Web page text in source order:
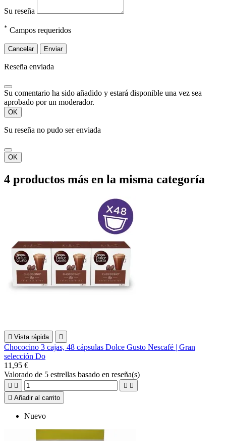
Su reseña
* Campos requeridos
Cancelar Enviar
Reseña enviada
Su comentario ha sido añadido y estará disponible una vez sea
aprobado por un moderador.
OK
Su reseña no pudo ser enviada
OK
4 productos más en la misma categoría
 Vista rápida 
Chococino 3 cajas, 48 cápsulas Dolce Gusto Nescafé | Gran
selección Do
11,95 €
Valorado de 5 estrellas basado en reseña(s)
   
 Añadir al carrito
Nuevo